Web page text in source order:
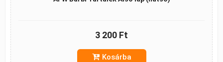
3 200 Ft
Kosárba